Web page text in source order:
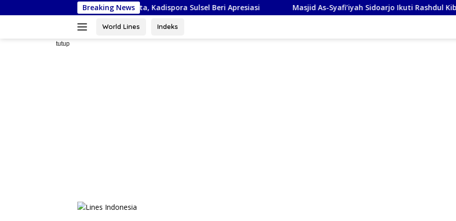
ke
Breaking News
Piala Bela Negara di Jakarta, Kadispora Sulsel Beri Apresiasi Masjid As-Syafi’iyah Sidoarjo Ikuti Rashdul Kiblat
World Lines Indeks
tutup